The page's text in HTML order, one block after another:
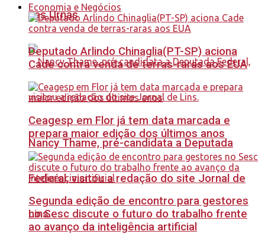
nas Urnas
Nancy Thame, pré-candidata a Deputada
Federal, visitou a redação do site Jornal de
Lins.
Economia e Negócios
Deputado Arlindo Chinaglia(PT-SP) aciona
Cade contra venda de terras-raras aos EUA
Ceagesp em Flor já tem data marcada e
prepara maior edição dos últimos anos
Segunda edição de encontro para gestores
no Sesc discute o futuro do trabalho frente
ao avanço da inteligência artificial